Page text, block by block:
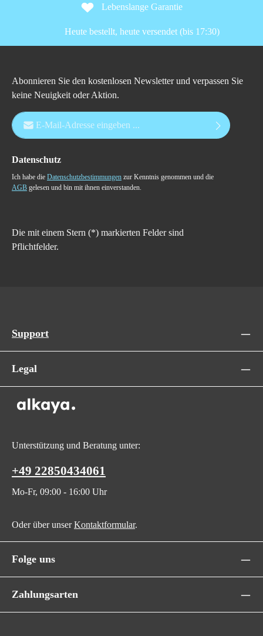
Lebenslange Garantie
Heute bestellt, heute versendet (bis 17:30)
Abonnieren Sie den kostenlosen Newsletter und verpassen Sie
keine Neuigkeit oder Aktion.
E-Mail-Adresse*
Datenschutz
Ich habe die Datenschutzbestimmungen zur Kenntnis genommen und die
AGB gelesen und bin mit ihnen einverstanden.
Die mit einem Stern (*) markierten Felder sind
Pflichtfelder.
Support
Legal
Unterstützung und Beratung unter:
+49 22850434061
Mo-Fr, 09:00 - 16:00 Uhr
Oder über unserKontaktformular.
Folge uns
Zahlungsarten